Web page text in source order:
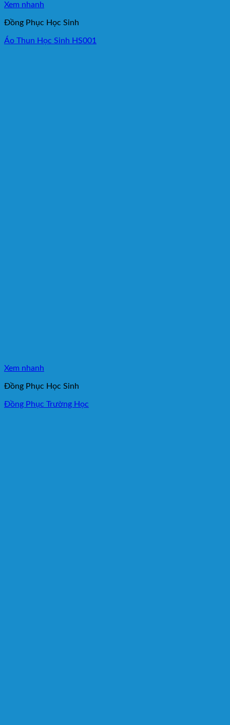
Xem nhanh
Đồng Phục Học Sinh
Áo Thun Học Sinh HS001
Xem nhanh
Đồng Phục Học Sinh
Đồng Phục Trường Học